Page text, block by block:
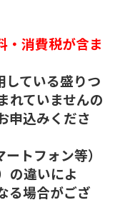
・消費税が含ま
している盛りつ
れていませんの
申込みくださ
トフォン等）
の違いによ
る場合がござ